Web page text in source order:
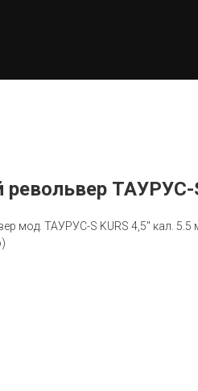
револьвер ТАУРУС-
мод. ТАУРУС-S KURS 4,5" кал.